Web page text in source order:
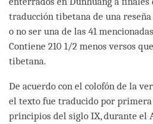
traducción tibetana de una
o no ser una de las 41
Contiene 210 1/2 menos versos
tibetana.
De acuerdo con el colofón de la
el texto fue traducido por primera
principios del siglo IX, durante el